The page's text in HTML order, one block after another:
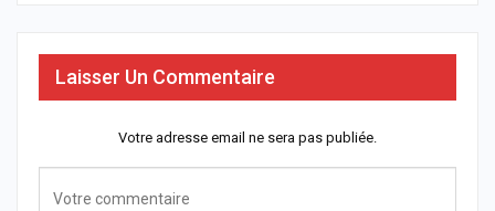
Laisser Un Commentaire
Votre adresse email ne sera pas publiée.